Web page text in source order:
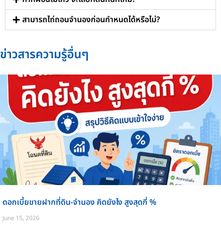
สามารถไถ่ถอนจำนองก่อนกำหนดได้หรือไม่?
ข่าวสารความรู้อื่นๆ
ดอกเบี้ยขายฝากที่ดิน-จำนอง คิดยังไง สูงสุดกี่ %
June 15, 2026